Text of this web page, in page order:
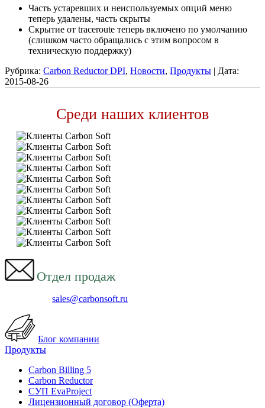
Часть устаревших и неиспользуемых опций меню
теперь удалены, часть скрыты
Скрытие от traceroute теперь включено по умолчанию
(слишком часто обращались с этим вопросом в
техническую поддержку)
Рубрика: Carbon Reductor DPI, Новости, Продукты | Дата:
2015-08-26
Среди наших клиентов
Отдел продаж
sales@carbonsoft.ru
Блог компании
Продукты
Carbon Billing 5
Carbon Reductor
СУП EvaProject
Лицензионный договор (Оферта)